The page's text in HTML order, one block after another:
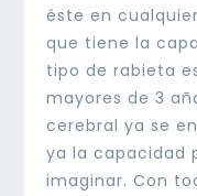
éste en
que tiene la
tipo de rabieta
mayores de 3
cerebral ya se
ya la capacidad
imaginar. Con